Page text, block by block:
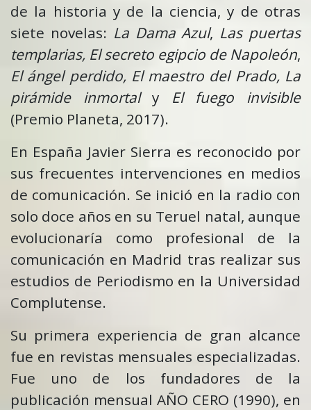
de la historia y de la ciencia, y de otras
siete novelas: La Dama Azul, Las puertas
templarias, El secreto egipcio de Napoleón,
El ángel perdido, El maestro del Prado, La
pirámide inmortaly El fuego invisible
(Premio Planeta, 2017).
En España Javier Sierra es reconocido por
sus frecuentes intervenciones en medios
de comunicación. Se inició en la radio con
solo doce años en su Teruel natal, aunque
evolucionaría como profesional de la
comunicación en Madrid tras realizar sus
estudios de Periodismo en la Universidad
Complutense.
Su primera experiencia de gran alcance
fue en revistas mensuales especializadas.
Fue uno de los fundadores de la
publicación mensual AÑO CERO (1990), en